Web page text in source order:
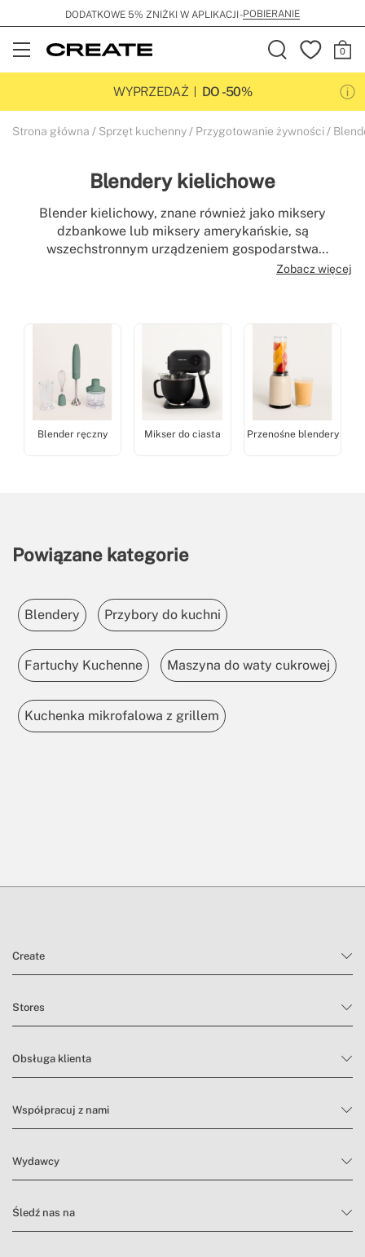
DODATKOWE 5% ZNIŻKI W APLIKACJI -POBIERANIE
Open
Menu
WYPRZEDAŻ
DO -50%
Strona główna Sprzęt kuchenny Przygotowanie żywności
Blendery kielichowe
Blender kielichowy, znane również jako miksery
dzbankowe lub miksery amerykańskie, są
wszechstronnym urządzeniem gospodarstwa
domowego, bardzo często wykorzystywanym w
armaturę szklaną, zapoznaj się z naszym katalogiem i
odkryj wszystkie jej możliwości.
Zobacz więcej
Blender ręczny Mikser do ciasta Przenośne blendery
Powiązane kategorie
Blendery Przybory do kuchni
Fartuchy Kuchenne Maszyna do waty cukrowej
Kuchenka mikrofalowa z grillem
Create
Stores
Obsługa klienta
Współpracuj z nami
Wydawcy
Śledź nas na